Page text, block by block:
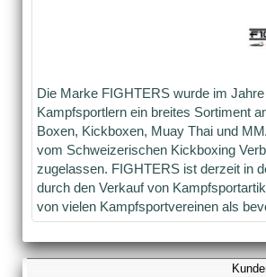
Die Marke FIGHTERS wurde im
Kampfsportlern ein breites Sortiment
Boxen, Kickboxen, Muay Thai und
vom Schweizerischen Kickboxing
zugelassen. FIGHTERS ist derzeit in
durch den Verkauf von
von vielen Kampfsportvereinen als